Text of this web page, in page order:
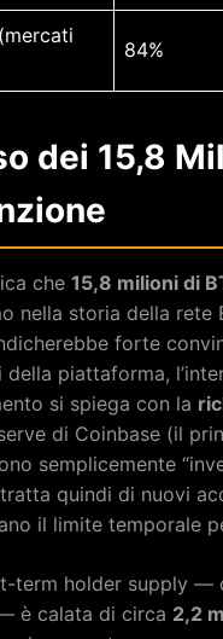
84%
dei 15,8
che 15,8 milioni di
nella storia della rete
forte
della piattaforma,
si spiega con la
di Coinbase (il
semplicemente
quindi di nuovi
il limite temporale
term holder supply —
è calata di circa 2,2